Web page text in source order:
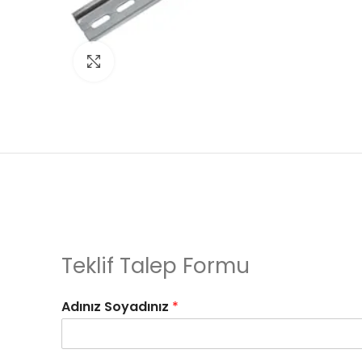
Teklif Talep Formu
Adınız Soyadınız *